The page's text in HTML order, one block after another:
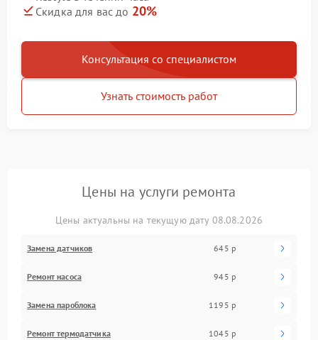
Скидка для вас до 20%
Консультация со специалистом
Узнать стоимость работ
Цены на услуги ремонта
Цены актуальны на текущую дату 08.08.2026
Замена датчиков 645 р
Ремонт насоса 945 р
Замена пароблока 1195 р
Ремонт термодатчика 1045 р